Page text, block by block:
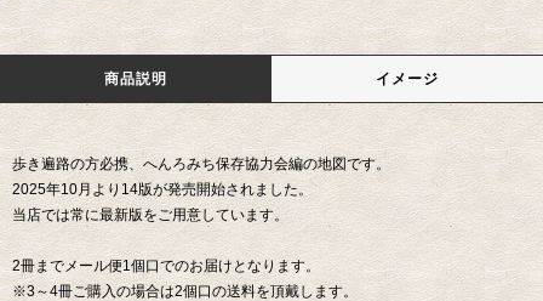
商品説明 イメージ
歩き遍路の方必携、へんろみち保存協力会編の地図です。
2025年10月より14版が発売開始されました。
当店では常に最新版をご用意しています。
2冊までメール便1個口でのお届けとなります。
※3～4冊ご購入の場合は2個口の送料を頂戴します。